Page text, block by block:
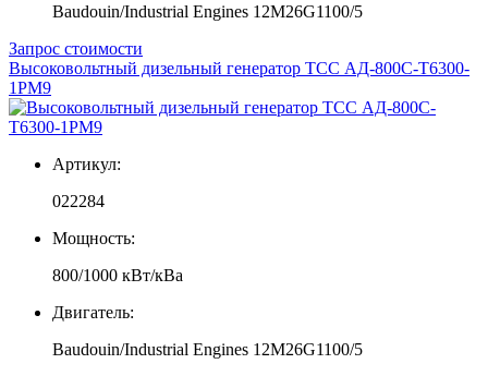
Baudouin/Industrial Engines 12M26G1100/5
Запрос стоимости
Высоковольтный дизельный генератор ТСС АД-800С-Т6300-
1РМ9
Артикул:
022284
Мощность:
800/1000 кВт/кВа
Двигатель:
Baudouin/Industrial Engines 12M26G1100/5